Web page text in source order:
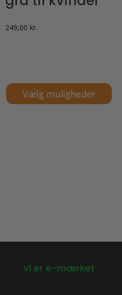
249,00 kr.
Vælg muligheder
Vi er e-mærket